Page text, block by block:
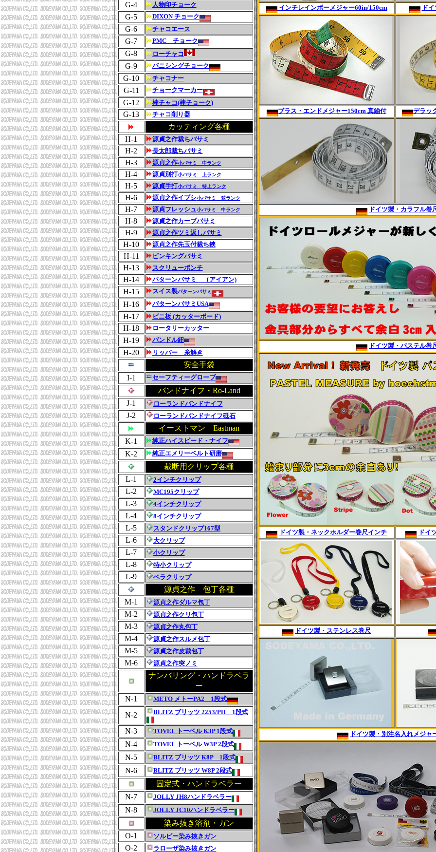
G-4 人物印チョーク
G-5 DIXON チョーク
G-6 チャコエース
G-7 PMC チョーク
G-8 ローチャコ
G-9 バニシングチョーク
G-10 チャコナー
G-11 チョークマーカー
G-12 棒チャコ(棒チョーク)
G-13 チャコ削り器
カッティング各種
H-1
源貞之作裁ちバサミ
H-2 長太郎裁ちバサミ
H-3 源貞之作小バサミ 中ランク
H-4 源貞別打小バサミ 上ランク
H-5 源貞手打小バサミ 特上ランク
H-6 源貞之作イブシ小バサミ 並ランク
H-7 源貞フレッシュ小バサミ 中ランク
H-8 源貞之作カーブバサミ
H-9 源貞之作ツミ返しバサミ
H-10 源貞之作先玉付裁ち鋏
H-11 ピンキングバサミ
H-13 スクリューポンチ
H-14 パターンバサミ （アイアン)
H-15 スイス製パターンバサミ
H-16 パターンバサミUSA
H-17 ビニ板 (カッターボード)
H-18 ロータリーカッター
H-19 バンドル紐
H-20 リッパー 糸解き
安全手袋
I-1
セーフティーグローブ
バンドナイフ・Ro-Land
J-1
ローランドバンドナイフ
J-2 ローランドバンドナイフ砥石
イーストマン Eastman
K-1
純正ハイスピード・ナイフ
K-2 純正エメリーベルト研磨
裁断用クリップ各種
L-1
2インチクリップ
L-2 MC195クリップ
L-3 4インチクリップ
L-4 8インチクリップ
L-5 スタンドクリップ167型
L-6 大クリップ
L-7 小クリップ
L-8 特小クリップ
L-9 ベラクリップ
源貞之作 包丁各種
M-1
源貞之作ダルマ包丁
M-2 源貞之作クリ包丁
M-3 源貞之作丸包丁
M-4 源貞之作スルメ包丁
M-5 源貞之作皮裁包丁
M-6 源貞之作突ノミ
ナンバリング・ハンドラベラ
ー
N-1
METO メトーPA2 1段式
N-2 BLITZ ブリッツ 2253/PH 1段式
N-3 TOVEL トーベル K3P 1段式
N-4 TOVEL トーベル W3P 2段式
N-5 BLITZ ブリッツ K8P 1段式
N-6 BLITZ ブリッツ W8P 2段式
固定式・ハンドラベラー
N-7
JOLLY JH8ハンドラベラー
N-8 JOLLY JC10ハンドラベラー
染み抜き溶剤・ガン
O-1
ソルビー染み抜きガン
O-2 ラローザ染み抜きガン
インチレインボーメジャー60in/150cm ド
ブラス・エンドメジャー150cm 真鍮付 デラッ
ドイツ製・カラフル巻
ドイツ製・パステル巻
ドイツ製・ネックホルダー巻尺インチ ドイ
ドイツ製・ステンレス巻尺
ドイツ製・別注名入れメジ